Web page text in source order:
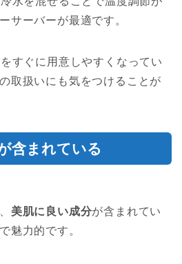
サーバーが最適です。
すぐに用意しやすくなってい
取扱いにも気をつけることが
含まれている
美肌に良い成分が含まれてい
魅力的です。